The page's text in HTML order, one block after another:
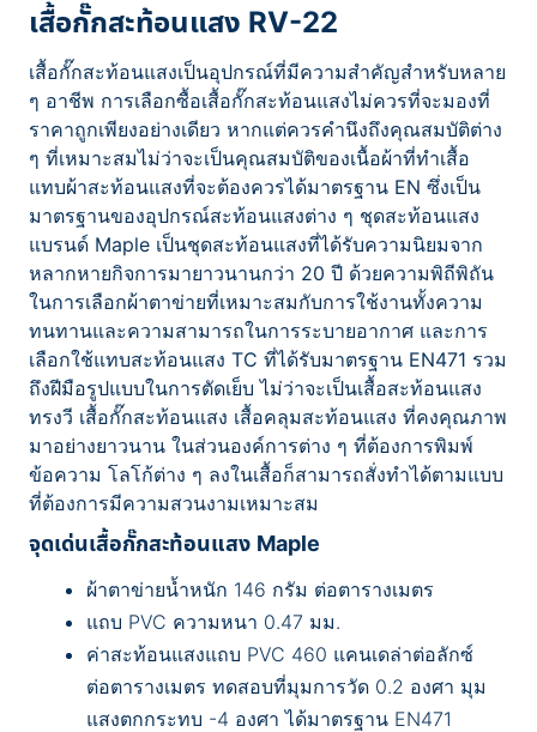
เสื้อกั๊กสะท้อนแสง RV-22
เสื้อกั๊กสะท้อนแสงเป็นอุปกรณ์ที่มีความสำคัญสำหรับหลาย
ๆ อาชีพ การเลือกซื้อเสื้อกั๊กสะท้อนแสงไม่ควรที่จะมองที่
ราคาถูกเพียงอย่างเดียว หากแต่ควรคำนึงถึงคุณสมบัติต่าง
ๆ ที่เหมาะสมไม่ว่าจะเป็นคุณสมบัติของเนื้อผ้าที่ทำเสื้อ
แทบผ้าสะท้อนแสงที่จะต้องควรได้มาตรฐาน EN ซึ่งเป็น
มาตรฐานของอุปกรณ์สะท้อนแสงต่าง ๆ ชุดสะท้อนแสง
แบรนด์ Maple เป็นชุดสะท้อนแสงที่ได้รับความนิยมจาก
หลากหายกิจการมายาวนานกว่า 20 ปี ด้วยความพิถีพิถัน
ในการเลือกผ้าตาข่ายที่เหมาะสมกับการใช้งานทั้งความ
ทนทานและความสามารถในการระบายอากาศ และการ
เลือกใช้แทบสะท้อนแสง TC ที่ได้รับมาตรฐาน EN471 รวม
ถึงฝีมือรูปแบบในการตัดเย็บ ไม่ว่าจะเป็นเสื้อสะท้อนแสง
ทรงวี เสื้อกั๊กสะท้อนแสง เสื้อคลุมสะท้อนแสง ที่คงคุณภาพ
มาอย่างยาวนาน ในส่วนองค์การต่าง ๆ ที่ต้องการพิมพ์
ข้อความ โลโก้ต่าง ๆ ลงในเสื้อก็สามารถสั่งทำได้ตามแบบ
ที่ต้องการมีความสวนงามเหมาะสม
จุดเด่นเสื้อกั๊กสะท้อนแสง Maple
ผ้าตาข่ายน้ำหนัก 146 กรัม ต่อตารางเมตร
แถบ PVC ความหนา 0.47 มม.
ค่าสะท้อนแสงแถบ PVC 460 แคนเดล่าต่อลักซ์
ต่อตารางเมตร ทดสอบที่มุมการวัด 0.2 องศา มุม
แสงตกกระทบ -4 องศา ได้มาตรฐาน EN471